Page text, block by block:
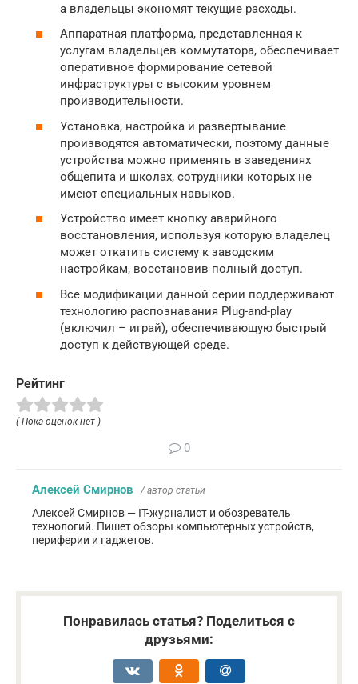
а владельцы экономят текущие расходы.
Аппаратная платформа, представленная к
услугам владельцев коммутатора, обеспечивает
оперативное формирование сетевой
инфраструктуры с высоким уровнем
производительности.
Установка, настройка и развертывание
производятся автоматически, поэтому данные
устройства можно применять в заведениях
общепита и школах, сотрудники которых не
имеют специальных навыков.
Устройство имеет кнопку аварийного
восстановления, используя которую владелец
может откатить систему к заводским
настройкам, восстановив полный доступ.
Все модификации данной серии поддерживают
технологию распознавания Plug-and-play
(включил – играй), обеспечивающую быстрый
доступ к действующей среде.
Рейтинг
( Пока оценок нет )
0
Алексей Смирнов / автор статьи
Алексей Смирнов — IT-журналист и обозреватель
технологий. Пишет обзоры компьютерных устройств,
периферии и гаджетов.
Понравилась статья? Поделиться с
друзьями: